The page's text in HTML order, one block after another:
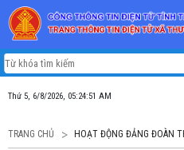
Thứ 5, 6/8/2026, 05:24:52 AM
TRANG CHỦ HOẠT ĐỘNG ĐẢNG ĐOÀN